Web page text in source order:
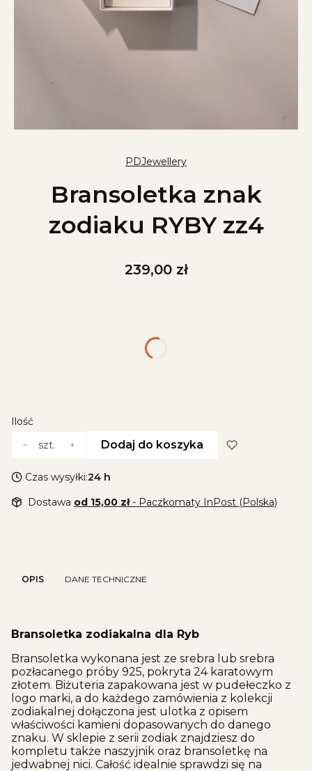
PDJewellery
Bransoletka znak
zodiaku RYBY zz4
Cena
239,00 zł
Ilość
szt.
Dodaj do koszyka
Czas wysyłki:24 h
Dostawa od 15,00 zł- Paczkomaty InPost (Polska)
OPIS DANE TECHNICZNE
Bransoletka zodiakalna dla Ryb
Bransoletka wykonana jest ze srebra lub srebra
pozłacanego próby 925, pokryta 24 karatowym
złotem. Biżuteria zapakowana jest w pudełeczko z
logo marki, a do każdego zamówienia z kolekcji
zodiakalnej dołączona jest ulotka z opisem
właściwości kamieni dopasowanych do danego
znaku. W sklepie z serii zodiak znajdziesz do
kompletu także naszyjnik oraz bransoletkę na
jedwabnej nici. Całość idealnie sprawdzi się na